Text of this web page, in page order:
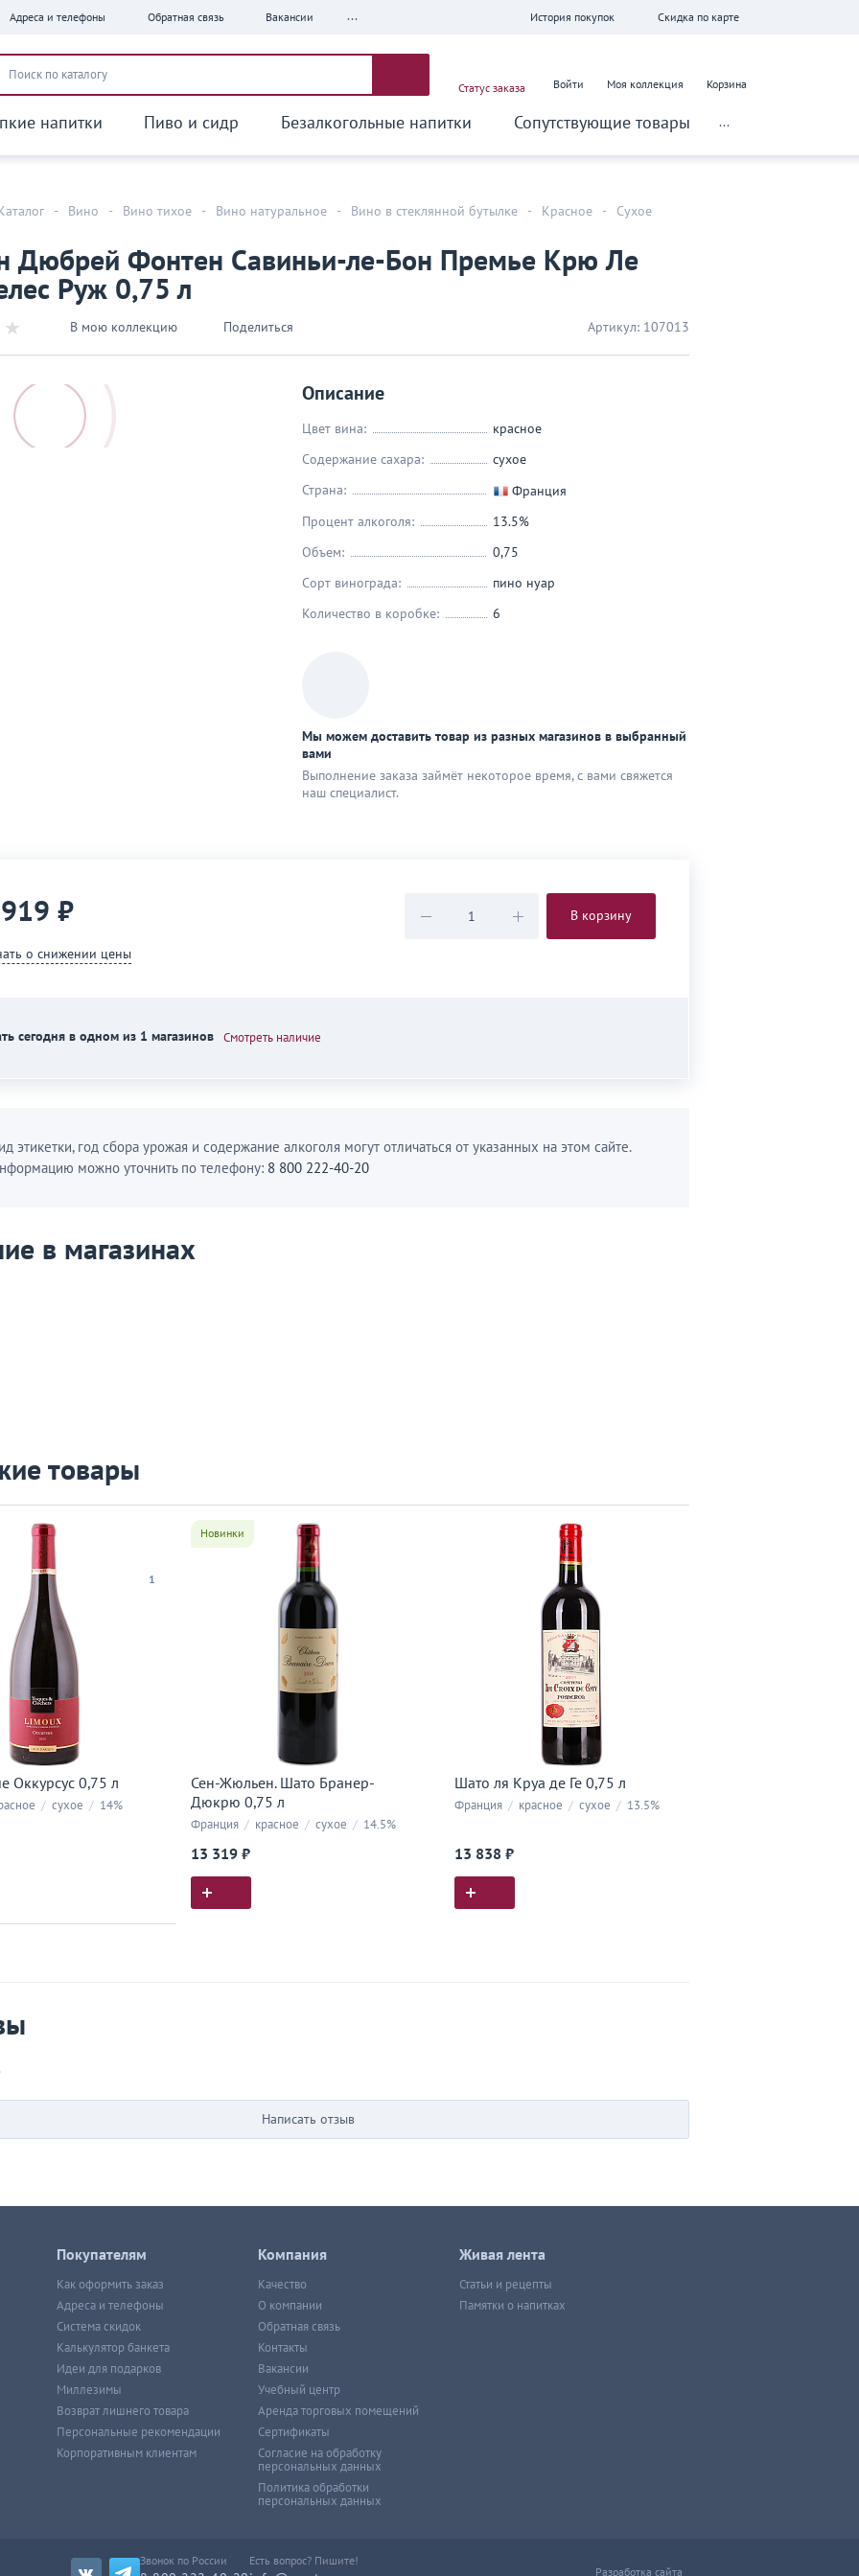
Адреса и телефоны Обратная связь Вакансии ... История покупок Скидка по карте
Статус заказа Войти Моя коллекция Корзина
напитки Пиво и сидр Безалкогольные напитки Сопутствующие товары ...
- Вино - Вино тихое - Вино натуральное - Вино в стеклянной бутылке - Красное -
Сухое
Дюбрей Фонтен Савиньи-ле-Бон Премье Крю Ле
Руж 0,75 л
В мою коллекцию Поделиться Артикул: 107013
Описание
Цвет вина:
красное
Содержание сахара:
сухое
Страна:
Франция
Процент алкоголя:
13.5%
Объем:
0,75
Сорт винограда:
пино нуар
Количество в коробке:
6
Мы можем доставить товар из разных магазинов в выбранный
вами
Выполнение заказа займёт некоторое время, с вами свяжется
наш специaлист.
₽
о снижении цены
В корзину
сегодня в одном из 1 магазинов Смотреть наличие
этикетки, год сбора урожая и содержание алкоголя могут отличаться от указанных на этом сайте.
можно уточнить по телефону: 8 800 222-40-20
в магазинах
товары
1
Оккурсус 0,75 л
/ сухое / 14%
Новинки
Сен-Жюльен. Шато Бранер-
Дюкрю 0,75 л
Франция / красное / сухое / 14.5%
13 319 ₽
Шато ля Круа де Ге 0,75 л
Франция / красное / сухое / 13.5%
13 838 ₽
Написать отзыв
Покупателям
Как оформить заказ
Адреса и телефоны
Система скидок
Калькулятор банкета
Идеи для подарков
Миллезимы
Возврат лишнего товара
Персональные рекомендации
Корпоративным клиентам
Компания
Качество
О компании
Обратная связь
Контакты
Вакансии
Учебный центр
Аренда торговых помещений
Сертификаты
Согласие на обработку
персональных данных
Политика обработки
персональных данных
Живая лента
Статьи и рецепты
Памятки о напитках
Звонок по России Есть вопрос? Пишите!
Разработка сайта